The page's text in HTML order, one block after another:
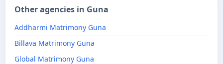
Other agencies in Guna
Addharmi Matrimony Guna
Billava Matrimony Guna
Global Matrimony Guna